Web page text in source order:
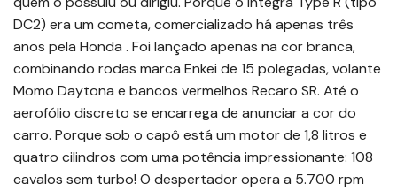
DC2) era um cometa, comercializado há apenas três
anos pela Honda . Foi lançado apenas na cor branca,
combinando rodas marca Enkei de 15 polegadas, volante
Momo Daytona e bancos vermelhos Recaro SR. Até o
aerofólio discreto se encarrega de anunciar a cor do
carro. Porque sob o capô está um motor de 1,8 litros e
quatro cilindros com uma potência impressionante: 108
cavalos sem turbo! O despertador opera a 5.700 rpm